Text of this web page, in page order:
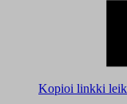
Kopioi linkki